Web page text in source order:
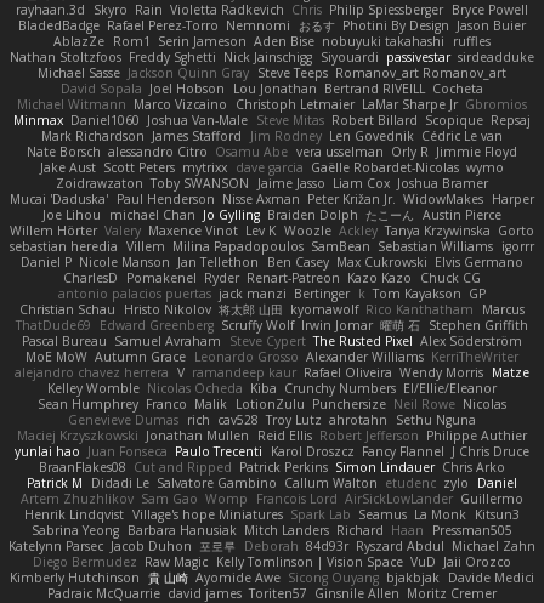
rayhaan.3d
Skyro Rain Violetta Radkevich Chris Philip Spiessberger Bryce Powell
BladedBadge Rafael Perez-Torro Nemnomi おるす Photini By Design Jason Buier
AblazZe Rom1 Serin Jameson Aden Bise nobuyuki takahashi
ruffles
Nathan Stoltzfoos Freddy Sghetti Nick Jainschigg Siyouardi passivestar sirdeadduke
Michael Sasse Jackson Quinn Gray Steve Teeps Romanov_art Romanov_art
David Sopala Joel Hobson Lou Jonathan Bertrand RIVEILL Cocheta
Michael Witmann Marco Vizcaino Christoph Letmaier LaMar Sharpe Jr Gbromios
Minmax Daniel1060 Joshua Van-Male Steve Mitas Robert Billard Scopique Repsaj
Mark Richardson James Stafford Jim Rodney Len Govednik Cédric Le van
Nate Borsch alessandro Citro Osamu Abe vera usselman Orly R Jimmie Floyd
Jake Aust Scott Peters mytrixx dave garcia Gaëlle Robardet-Nicolas wymo
Zoidrawzaton Toby SWANSON Jaime Jasso Liam Cox Joshua Bramer
Mucai 'Daduska' Paul Henderson Nisse Axman Peter Križan Jr. WidowMakes Harper
Joe Lihou
michael Chan Jo Gylling Braiden Dolph たこーん Austin Pierce
Willem Hörter Valery Maxence Vinot Lev K Woozle Ackley Tanya Krzywinska Gorto
sebastian heredia Villem Milina Papadopoulos SamBean Sebastian Williams igorrr
Daniel P Nicole Manson Jan Tellethon Ben Casey Max Cukrowski Elvis Germano
CharlesD
Pomakenel Ryder Renart-Patreon Kazo Kazo
Chuck CG
antonio palacios puertas jack manzi Bertinger k Tom Kayakson GP
Christian Schau
Hristo Nikolov 将太郎 山田 kyomawolf Rico Kanthatham
Marcus
ThatDude69
Edward Greenberg Scruffy Wolf Irwin Jomar 曜萌 石 Stephen Griffith
Pascal Bureau Samuel Avraham Steve Cypert The Rusted Pixel Alex Söderström
MoE MoW Autumn Grace Leonardo Grosso Alexander Williams KerriTheWriter
alejandro chavez herrera V ramandeep kaur Rafael Oliveira Wendy Morris Matze
Kelley Womble Nicolas Ocheda Kiba Crunchy Numbers El/Ellie/Eleanor
Sean Humphrey Franco Malik LotionZulu Punchersize Neil Rowe Nicolas
Genevieve Dumas rich cav528 Troy Lutz ahrotahn
Sethu Nguna
Maciej Krzyszkowski Jonathan Mullen Reid Ellis Robert Jefferson Philippe Authier
yunlai hao Juan Fonseca Paulo Trecenti Karol Droszcz Fancy Flannel J Chris Druce
BraanFlakes08 Cut and Ripped Patrick Perkins Simon Lindauer Chris Arko
Patrick M
Didadi Le Salvatore Gambino Callum Walton etudenc zylo
Daniel
Artem Zhuzhlikov Sam Gao Womp Francois Lord AirSickLowLander Guillermo
Henrik Lindqvist Village's hope Miniatures Spark Lab Seamus La Monk Kitsun3
Sabrina Yeong Barbara Hanusiak Mitch Landers Richard Haan
Pressman505
Katelynn Parsec Jacob Duhon 포로루 Deborah 84d93r Ryszard Abdul Michael Zahn
Diego Bermudez Raw Magic Kelly Tomlinson | Vision Space VuD Jaii Orozco
Kimberly Hutchinson 貴 山崎 Ayomide Awe Sicong Ouyang bjakbjak Davide Medici
Padraic McQuarrie david james Toriten57 Ginsnile Allen Moritz Cremer